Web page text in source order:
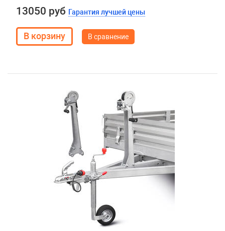
13050 руб Гарантия лучшей цены
В сравнение